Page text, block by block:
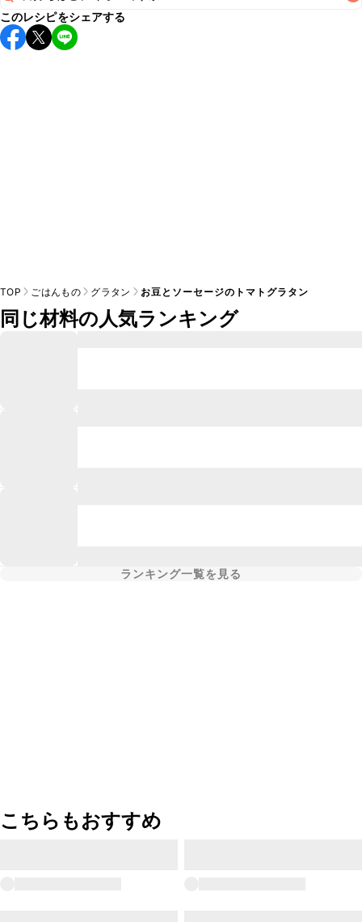
保存期間は冷蔵で当日中が目安です。なるべくお早めにお召
し上がりください。
このレシピをシェアする
TOP ごはんもの グラタン お豆とソーセージのトマトグラタン
同じ材料の人気ランキング
ランキング一覧を見る
こちらもおすすめ